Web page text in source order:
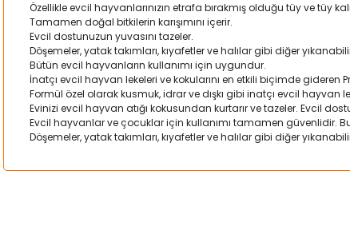
Özellikle evcil hayvanlarınızın etrafa bırakmış olduğu tüy ve tüy
Tamamen doğal bitkilerin karışımını içerir.
Evcil dostunuzun yuvasını tazeler.
Döşemeler, yatak takımları, kıyafetler ve halılar gibi diğer
Bütün evcil hayvanların kullanımı için uygundur.
İnatçı evcil hayvan lekeleri ve kokularını en etkili biçimde
Formül özel olarak kusmuk, idrar ve dışkı gibi inatçı evcil hayvan
Evinizi evcil hayvan atığı kokusundan kurtarır ve tazeler. Evcil
Evcil hayvanlar ve çocuklar için kullanımı tamamen güvenlidir.
Döşemeler, yatak takımları, kıyafetler ve halılar gibi diğer